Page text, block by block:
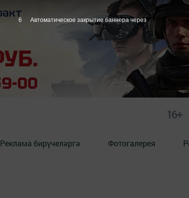
16+
Реклама бирүчеләргә Фотогалерея
5 Автоматическое закрытие баннера через